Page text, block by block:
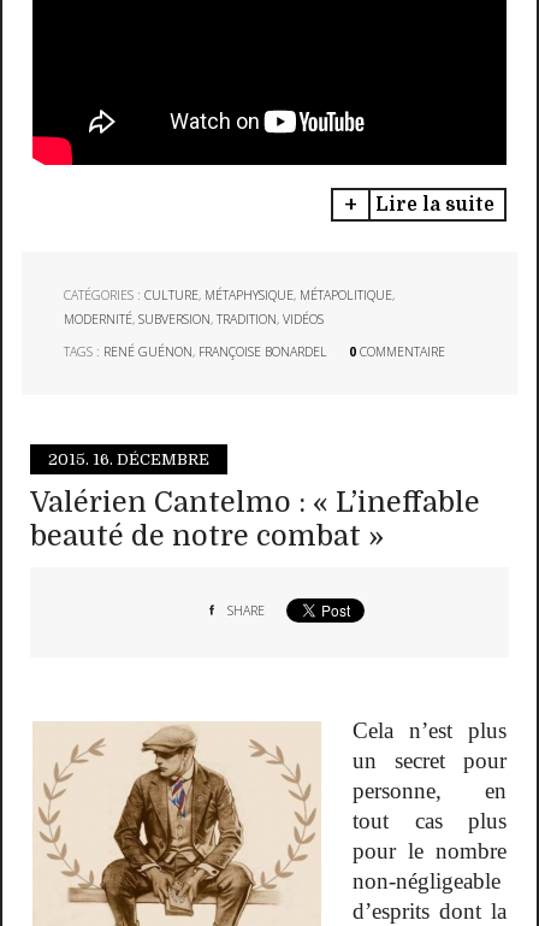
Lire la suite
CATÉGORIES :CULTURE, MÉTAPHYSIQUE, MÉTAPOLITIQUE,
MODERNITÉ,SUBVERSION,TRADITION,VIDÉOS
TAGS : RENÉ GUÉNON, FRANÇOISE BONARDEL 0 COMMENTAIRE
2015. 16. DÉCEMBRE
Valérien Cantelmo : « L’ineffable
beauté de notre combat »
SHARE
Cela n’est plus
un secret pour
personne, en
tout cas plus
pour le nombre
non-négligeable
d’esprits dont la